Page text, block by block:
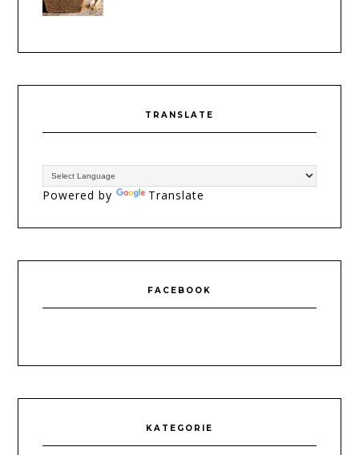
TRANSLATE
Powered by Translate
FACEBOOK
KATEGORIE